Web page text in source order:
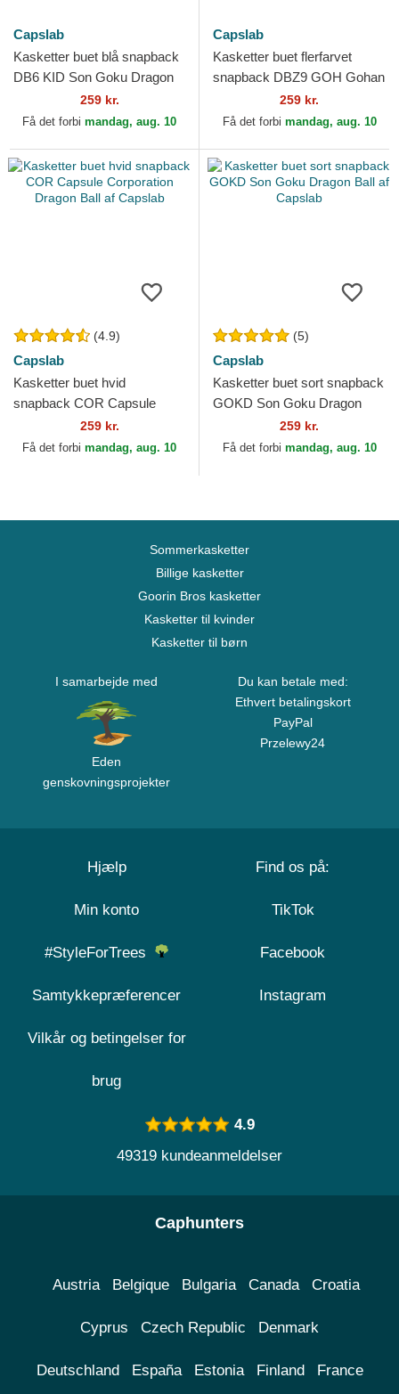
Capslab
Kasketter buet blå snapback
DB6 KID Son Goku Dragon
Ball af Capslab259 kr.
Få det forbi mandag, aug. 10
Capslab
Kasketter buet flerfarvet
snapback DBZ9 GOH Gohan
Vs Majin Buu Dragon Ball af
Capslab
259 kr.
Få det forbi mandag, aug. 10
(4.9)
Capslab
Kasketter buet hvid
snapback COR Capsule
Corporation Dragon Ball af
Capslab
259 kr.
Få det forbi mandag, aug. 10
(5)
Capslab
Kasketter buet sort snapback
GOKD Son Goku Dragon
Ball af Capslab259 kr.
Få det forbi mandag, aug. 10
Sommerkasketter
Billige kasketter
Goorin Bros kasketter
Kasketter til kvinder
Kasketter til børn
I samarbejde med
Eden
genskovningsprojekter
Du kan betale med:
Ethvert betalingskort
PayPal
Przelewy24
Hjælp
Min konto
#StyleForTrees
Samtykkepræferencer
Vilkår og betingelser for
brug
Find os på:
TikTok
Facebook
Instagram
4.9
49319 kundeanmeldelser
Caphunters
Austria Belgique Bulgaria Canada Croatia
Cyprus Czech Republic Denmark
Deutschland España Estonia Finland France